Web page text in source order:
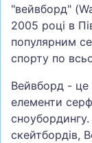
"вейвборд"
2005 році в
популярним
спорту по
Вейвборд - це
елементи
сноубордингу.
скейтбордів,